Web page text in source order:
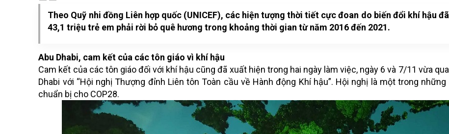
Theo Quỹ nhi đồng Liên hợp quốc (UNICEF), các hiện tượng thời tiết cực đoan do biến đổi khí hậu
43,1 triệu trẻ em phải rời bỏ quê hương trong khoảng thời gian từ năm 2016 đến 2021.
Abu Dhabi, cam kết của các tôn giáo vì khí hậu
Cam kết của các tôn giáo đối với khí hậu cũng đã xuất hiện trong hai ngày làm việc, ngày 6 và 7/11 vừa
Dhabi với “Hội nghị Thượng đỉnh Liên tôn Toàn cầu về Hành động Khí hậu”. Hội nghị là một trong
chuẩn bị cho COP28.